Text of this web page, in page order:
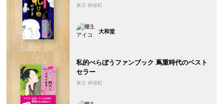
東京 神保町
大和堂
私的べらぼうファンブック 蔦重時代のベスト
セラー
東京 神保町